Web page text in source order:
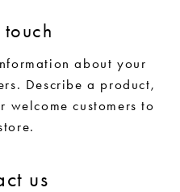
about your
Describe a product,
welcome customers to
us